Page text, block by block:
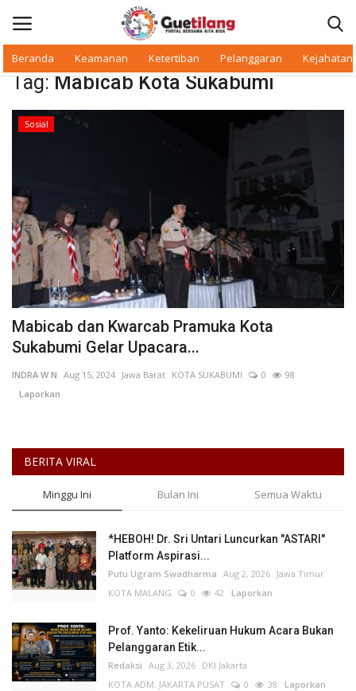
Beranda Keamanan Ketertiban Pelanggaran Kejahatan
Masuk Daftar
Makan Bergizi
Warkop Digital
Pelanggaran
Ketertiban
Keamanan
Cybers Event
UMKM & Ekonomi Kreatif
Pekerja Migran Indonesia
Ekonomi
Pendidikan
Informasi Journalism
Tag: Mabicab Kota Sukabumi
Sosial
Mabicab dan Kwarcab Pramuka Kota
Sukabumi Gelar Upacara...
INDRA W N Aug 15, 2024 Jawa Barat KOTA SUKABUMI 0
98
Laporkan
BERITA VIRAL
Minggu Ini Bulan Ini Semua Waktu
*HEBOH! Dr. Sri Untari Luncurkan "ASTARI"
Platform Aspirasi...
Putu Ugram Swadharma Aug 2, 2026 Jawa Timur
KOTA MALANG
0 42 Laporkan
Prof. Yanto: Kekeliruan Hukum Acara Bukan
Pelanggaran Etik...
Redaksi Aug 3, 2026 DKI Jakarta
KOTA ADM. JAKARTA PUSAT
0 38 Laporkan